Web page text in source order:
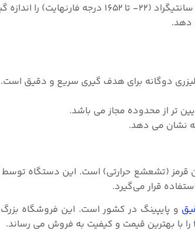
تر از محدوده مجاز می باشد.
نشان می دهد.
قرار می‌گیرد.
و پایپینگ در کشور است. این فروشگاه